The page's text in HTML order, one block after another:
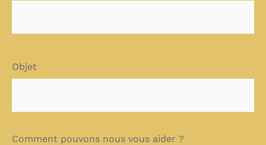
Objet
Comment pouvons nous vous aider ?